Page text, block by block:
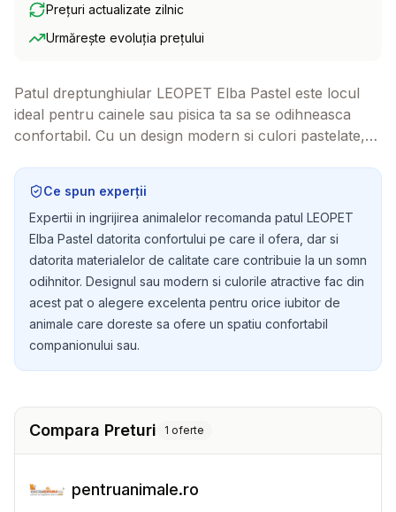
Prețuri actualizate zilnic
Urmărește evoluția prețului
Patul dreptunghiular LEOPET Elba Pastel este locul
ideal pentru cainele sau pisica ta sa se odihneasca
confortabil. Cu un design modern si culori pastelate,
se integreaza si perfect in decorul casei tale.
Ce spun experții
Expertii in ingrijirea animalelor recomanda patul LEOPET
Elba Pastel datorita confortului pe care il ofera, dar si
datorita materialelor de calitate care contribuie la un somn
odihnitor. Designul sau modern si culorile atractive fac din
acest pat o alegere excelenta pentru orice iubitor de
animale care doreste sa ofere un spatiu confortabil
companionului sau.
Compara Preturi 1 oferte
pentruanimale.ro